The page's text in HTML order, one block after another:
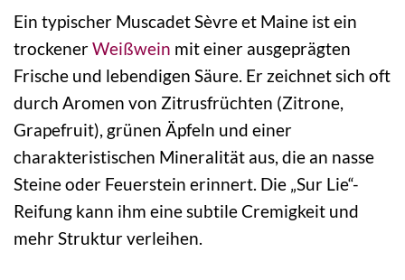
Ein typischer Muscadet Sèvre et Maine ist ein
trockenerWeißwein mit einer ausgeprägten
Frische und lebendigen Säure. Er zeichnet sich oft
durch Aromen von Zitrusfrüchten (Zitrone,
Grapefruit), grünen Äpfeln und einer
charakteristischen Mineralität aus, die an nasse
Steine oder Feuerstein erinnert. Die „Sur Lie“-
Reifung kann ihm eine subtile Cremigkeit und
mehr Struktur verleihen.